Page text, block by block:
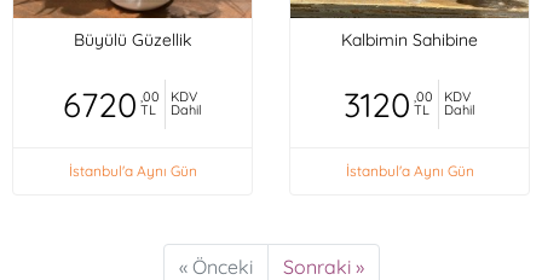
Büyülü Güzellik
6720 ,00
TL
KDV
Dahil
İstanbul'a Aynı Gün
Kalbimin Sahibine
3120 ,00
TL
KDV
Dahil
İstanbul'a Aynı Gün
« Önceki Sonraki »